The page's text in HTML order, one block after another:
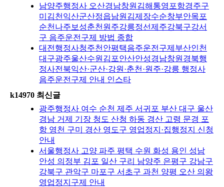
남양주행정사 오산경남창원김해통영포항경주구
미김천익산군산정읍남원김제장수순창부안목포
순천나주보성춘천원주강릉정선제주강북구강서
구 음주운전구제 방법 종합
대전행정사청주천안평택음주운전구제부산인천
대구광주울산수원김포안산안성경남창원경북행
정사전북익산·군산·강원·춘천·원주·강릉 행정사
음주운전구제 안내 인스타
k14970 최신글
광주행정사 여수 순천 제주 서귀포 부산 대구 울산
경남 거제 기장 청도 산청 하동 경산 고령 문경 포
항 영천 구미 경산 영도구 영업정지·집행정지 신청
안내
서울행정사 고양 파주 평택 수원 화성 용인 성남
안성 의정부 김포 일산 구리 남양주 은평구 강남구
강북구 관악구 마포구 서초구 과천 양평 오산 의왕
영업정지구제 안내